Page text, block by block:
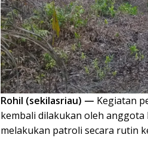
Rohil (sekilasriau) — Kegiatan
kembali dilakukan oleh
melakukan patroli secara rutin